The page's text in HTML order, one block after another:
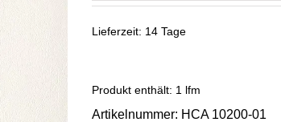
Lieferzeit: 14 Tage
Produkt enthält: 1 lfm
Artikelnummer: HCA 10200-01